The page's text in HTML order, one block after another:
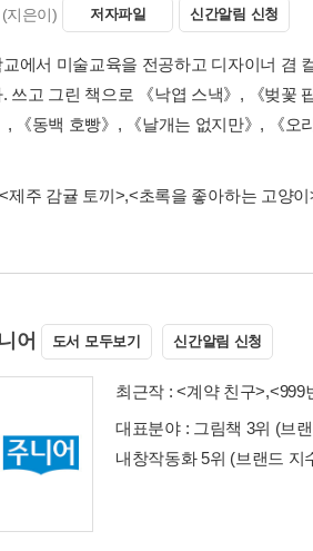
(지은이) 저자파일 신간알림 신청
에서 미술교육을 전공하고 디자이너 겸
쓰고 그린 책으로 《낙엽 스낵》, 《벚꽃
, 《동백 호빵》, 《날개는 없지만》, 《오
<제주 감귤 토끼>,<초록을 좋아하는 고양이
어 도서 모두보기 신간알림 신청
최근작 :<계약 친구>,<999
대표분야 : 그림책 3위 (브
내창작동화 5위 (브랜드 지